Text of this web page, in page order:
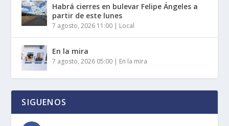
Habrá cierres en bulevar Felipe Ángeles a
partir de este lunes
7 agosto, 2026 11:00 | Local
En la mira
7 agosto, 2026 05:00 | En la mira
SIGUENOS